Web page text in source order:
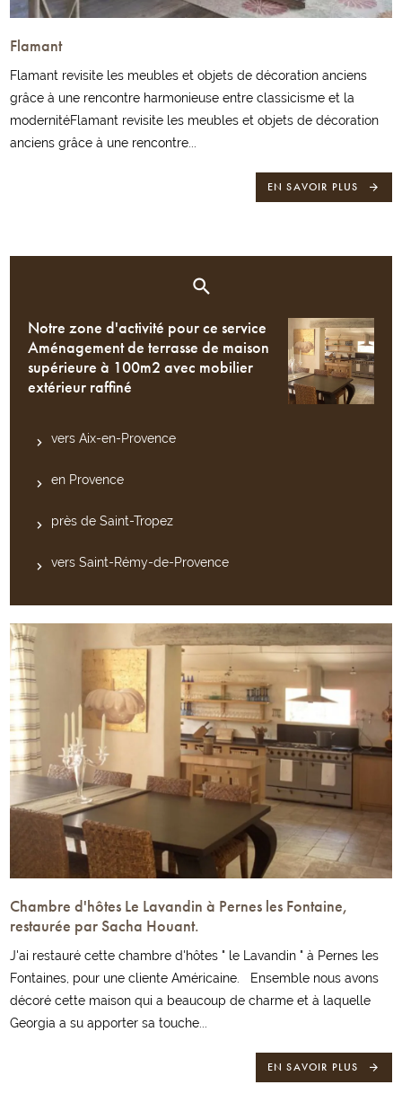
Flamant
Flamant revisite les meubles et objets de décoration anciens
grâce à une rencontre harmonieuse entre classicisme et la
modernitéFlamant revisite les meubles et objets de décoration
anciens grâce à une rencontre...
EN SAVOIR PLUS
Notre zone d'activité pour ce service
Aménagement de terrasse de maison
supérieure à 100m2 avec mobilier
extérieur raffiné
vers Aix-en-Provence
en Provence
près de Saint-Tropez
vers Saint-Rémy-de-Provence
Chambre d'hôtes Le Lavandin à Pernes les Fontaine,
restaurée par Sacha Houant.
J'ai restauré cette chambre d'hôtes " le Lavandin " à Pernes les
Fontaines, pour une cliente Américaine. Ensemble nous avons
décoré cette maison qui a beaucoup de charme et à laquelle
Georgia a su apporter sa touche...
EN SAVOIR PLUS